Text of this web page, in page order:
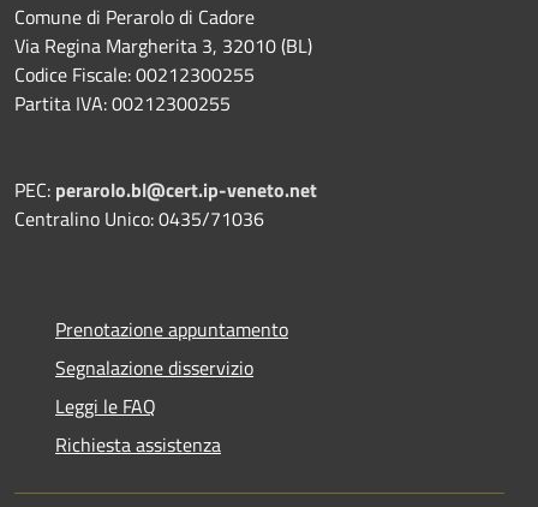
Comune di Perarolo di Cadore
Via Regina Margherita 3, 32010 (BL)
Codice Fiscale: 00212300255
Partita IVA: 00212300255
PEC: perarolo.bl@cert.ip-veneto.net
Centralino Unico: 0435/71036
Prenotazione appuntamento
Segnalazione disservizio
Leggi le FAQ
Richiesta assistenza